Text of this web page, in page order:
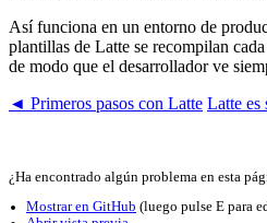
Así funciona en un entorno de
plantillas de Latte se recompilan
de modo que el desarrollador ve
◄ Primeros pasos con Latte Latte es